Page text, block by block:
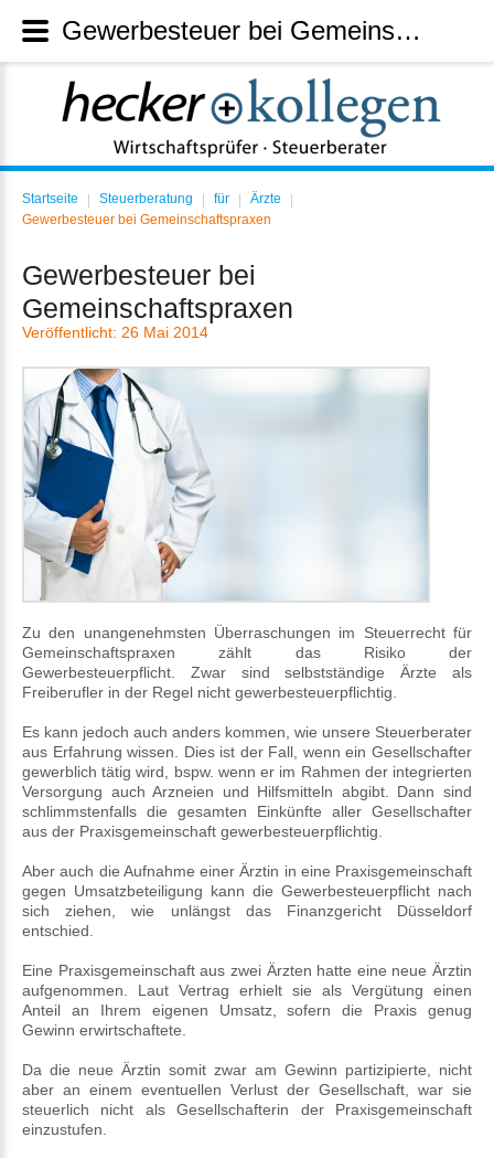
Startseite | Steuerberatung | für | Ärzte
|
Gewerbesteuer bei Gemeinschaftspraxen
Gewerbesteuer bei
Gemeinschaftspraxen
Veröffentlicht: 26 Mai 2014
Zu den unangenehmsten Überraschungen im Steuerrecht für
Gemeinschaftspraxen zählt das Risiko der
Gewerbesteuerpflicht. Zwar sind selbstständige Ärzte als
Freiberufler in der Regel nicht gewerbesteuerpflichtig.
Es kann jedoch auch anders kommen, wie unsere Steuerberater
aus Erfahrung wissen. Dies ist der Fall, wenn ein Gesellschafter
gewerblich tätig wird, bspw. wenn er im Rahmen der integrierten
Versorgung auch Arzneien und Hilfsmitteln abgibt. Dann sind
schlimmstenfalls die gesamten Einkünfte aller Gesellschafter
aus der Praxisgemeinschaft gewerbesteuerpflichtig.
Aber auch die Aufnahme einer Ärztin in eine Praxisgemeinschaft
gegen Umsatzbeteiligung kann die Gewerbesteuerpflicht nach
sich ziehen, wie unlängst das Finanzgericht Düsseldorf
entschied.
Eine Praxisgemeinschaft aus zwei Ärzten hatte eine neue Ärztin
aufgenommen. Laut Vertrag erhielt sie als Vergütung einen
Anteil an Ihrem eigenen Umsatz, sofern die Praxis genug
Gewinn erwirtschaftete.
Da die neue Ärztin somit zwar am Gewinn partizipierte, nicht
aber an einem eventuellen Verlust der Gesellschaft, war sie
steuerlich nicht als Gesellschafterin der Praxisgemeinschaft
einzustufen.
Gewerbesteuer bei Gemeinschaftspraxen